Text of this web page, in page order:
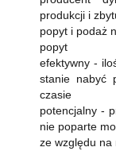
produkcji i
popyt i podaż
popyt
efektywny -
stanie nabyć
czasie
potencjalny -
nie poparte
ze względu na